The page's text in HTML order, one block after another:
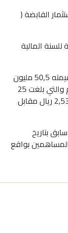
القابضة (
للسنة المالية
وقد أظهرت النتائج تحقيق الشركة صافي أرباح قيمته 50,5 مليون
ريال قطري بزيادة قدرها 102% عن عام 2007م والتي بلغت 25
مليون ريال قطري، كما بلغ العائد على السهم 2,53 ريال مقابل
بتاريخ
نقدية على المساهمين بواقع